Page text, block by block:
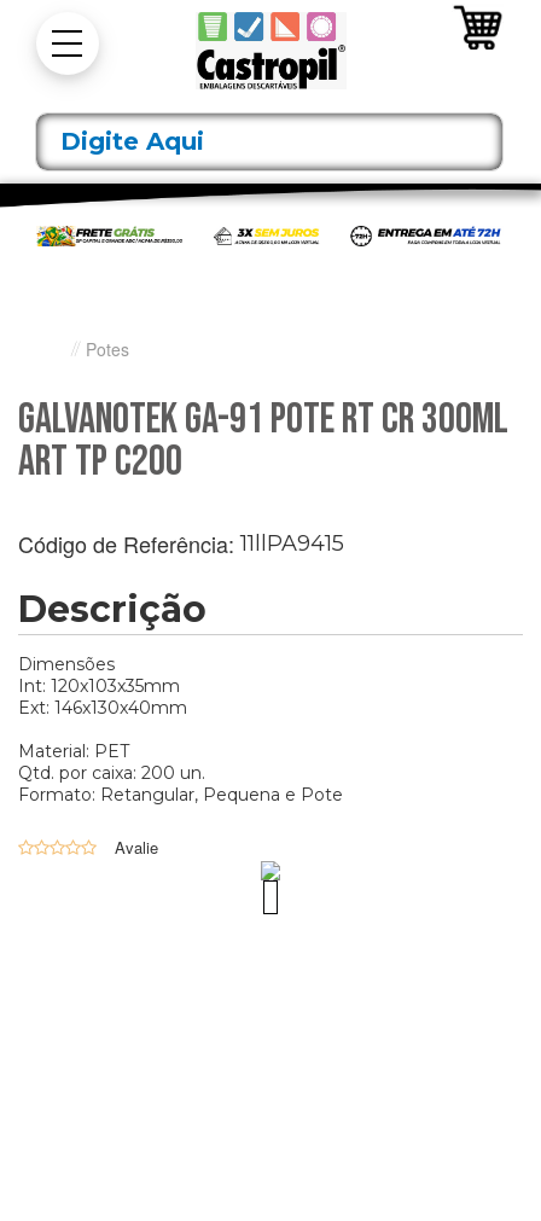
Potes
Galvanotek Ga-91 Pote Rt Cr 300Ml
Art Tp C200
Código de Referência: 11llPA9415
Descrição
Dimensões
Int: 120x103x35mm
Ext: 146x130x40mm
Material: PET
Qtd. por caixa: 200 un.
Formato: Retangular, Pequena e Pote